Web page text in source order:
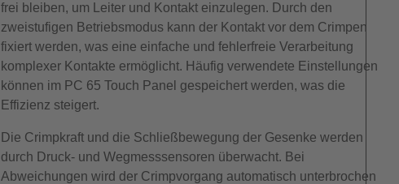
frei bleiben, um Leiter und Kontakt einzulegen. Durch den
zweistufigen Betriebsmodus kann der Kontakt vor dem Crimpen
fixiert werden, was eine einfache und fehlerfreie Verarbeitung
komplexer Kontakte ermöglicht. Häufig verwendete Einstellungen
können im PC 65 Touch Panel gespeichert werden, was die
Effizienz steigert.
Die Crimpkraft und die Schließbewegung der Gesenke werden
durch Druck- und Wegmesssensoren überwacht. Bei
Abweichungen wird der Crimpvorgang automatisch unterbrochen